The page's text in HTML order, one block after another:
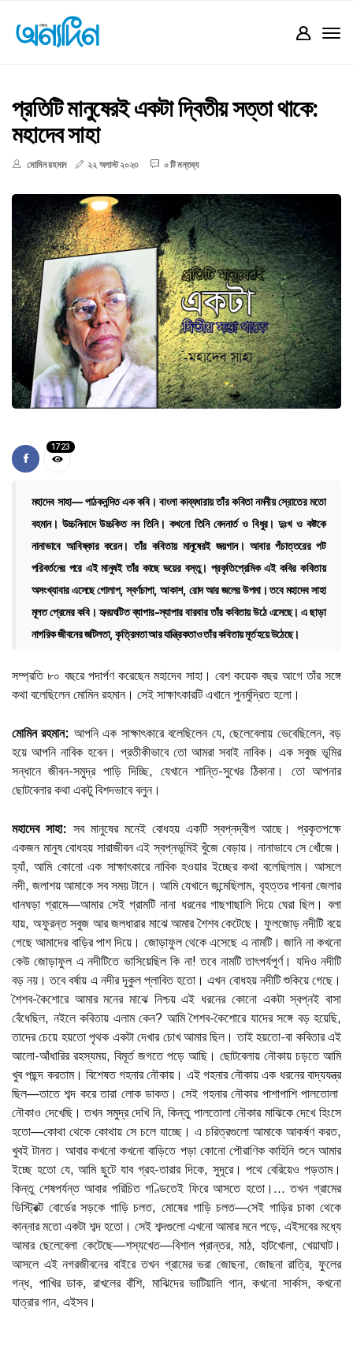
প্রতিটি মানুষেরই একটা দ্বিতীয় সত্তা থাকে:
মহাদেব সাহা
মোমিন রহমান ২২ অগাস্ট ২০২৩ ০ টি মন্তব্য
1723
মহাদেব সাহা— পাঠকনন্দিত এক কবি। বাংলা কাব্যধারায় তাঁর কবিতা নমনীয় স্রোতের মতো
বহমান। উচ্চনিনাদে উচ্চকিত নন তিনি। কখনো তিনি বেদনার্ত ও বিধুর। দুঃখ ও কষ্টকে
নানাভাবে আবিষ্কার করেন। তাঁর কবিতায় মানুষেরই জয়গান। আবার পঁচাত্তরের পট
পরিবর্তনের পরে এই মানুষই তাঁর কাছে ভয়ের বস্তু। প্রকৃতিপ্রেমিক এই কবির কবিতায়
অসংখ্যাবার এসেছে গোলাপ, স্বর্ণচাপা, আকাশ, রোদ আর জলের উপমা। তবে মহাদেব সাহা
মূলত প্রেমের কবি। হৃদয়ঘটিত ব্যাপার-স্যাপার বারবার তাঁর কবিতায় উঠে এসেছে। এ ছাড়া
নাগরিক জীবনের জটিলতা, কৃত্রিমতা আর যান্ত্রিকতাও তাঁর কবিতায় মূর্ত হয়ে উঠেছে।
সম্প্রতি ৮০ বছরে পদার্পণ করেছেন মহাদেব সাহা। বেশ কয়েক বছর আগে তাঁর সঙ্গে
কথা বলেছিলেন মোমিন রহমান। সেই সাক্ষাৎকারটি এখানে পুনর্মুদ্রিত হলো।
মোমিন রহমান: আপনি এক সাক্ষাৎকারে বলেছিলেন যে, ছেলেবেলায় ভেবেছিলেন, বড়
হয়ে আপনি নাবিক হবেন। প্রতীকীভাবে তো আমরা সবাই নাবিক। এক সবুজ ভূমির
সন্ধানে জীবন-সমুদ্র পাড়ি দিচ্ছি, যেখানে শান্তি-সুখের ঠিকানা। তো আপনার
ছোটবেলার কথা একটু বিশদভাবে বলুন।
মহাদেব সাহা: সব মানুষের মনেই বোধহয় একটি স্বপ্নদ্বীপ আছে। প্রকৃতপক্ষে
একজন মানুষ বোধহয় সারাজীবন এই স্বপ্নভূমিই খুঁজে বেড়ায়। নানাভাবে সে খোঁজে।
হ্যাঁ, আমি কোনো এক সাক্ষাৎকারে নাবিক হওয়ার ইচ্ছের কথা বলেছিলাম। আসলে
নদী, জলাশয় আমাকে সব সময় টানে। আমি যেখানে জন্মেছিলাম, বৃহত্তর পাবনা জেলার
ধানঘড়া গ্রামে—আমার সেই গ্রামটি নানা ধরনের গাছগাছালি দিয়ে ঘেরা ছিল। বলা
যায়, অফুরন্ত সবুজ আর জলধারার মাঝে আমার শৈশব কেটেছে। ফুলজোড় নদীটি বয়ে
গেছে আমাদের বাড়ির পাশ দিয়ে। জোড়াফুল থেকে এসেছে এ নামটি। জানি না কখনো
কেউ জোড়াফুল এ নদীটিতে ভাসিয়েছিল কি না! তবে নামটি তাৎপর্যপূর্ণ। যদিও নদীটি
বড় নয়। তবে বর্ষায় এ নদীর দূকুল প্লাবিত হতো। এখন বোধহয় নদীটি শুকিয়ে গেছে।
শৈশব-কৈশোরে আমার মনের মাঝে নিশ্চয় এই ধরনের কোনো একটা স্বপ্নই বাসা
বেঁধেছিল, নইলে কবিতায় এলাম কেন? আমি শৈশব-কৈশোরে যাদের সঙ্গে বড় হয়েছি,
তাদের চেয়ে হয়তো পৃথক একটা দেখার চোখ আমার ছিল। তাই হয়তো-বা কবিতার এই
আলো-আঁধারির রহস্যময়, বিমূর্ত জগতে পড়ে আছি। ছোটবেলায় নৌকায় চড়তে আমি
খুব পছন্দ করতাম। বিশেষত গহনার নৌকায়। এই গহনার নৌকায় এক ধরনের বাদ্যযন্ত্র
ছিল—তাতে শব্দ করে তারা লোক ডাকত। সেই গহনার নৌকার পাশাপাশি পালতোলা
নৌকাও দেখেছি। তখন সমুদ্র দেখি নি, কিন্তু পালতোলা নৌকার মাঝিকে দেখে হিংসে
হতো—কোথা থেকে কোথায় সে চলে যাচ্ছে। এ চরিত্রগুলো আমাকে আকর্ষণ করত,
খুবই টানত। আবার কখনো কখনো বাড়িতে পড়া কোনো পৌরাণিক কাহিনি শুনে আমার
ইচ্ছে হতো যে, আমি ছুটে যাব গ্রহ-তারার দিকে, সুদূরে। পথে বেরিয়েও পড়তাম।
কিন্তু শেষপর্যন্ত আবার পরিচিত গণ্ডিতেই ফিরে আসতে হতো।... তখন গ্রামের
ডিস্ট্রিক্ট বোর্ডের সড়কে গাড়ি চলত, মোষের গাড়ি চলত—সেই গাড়ির চাকা থেকে
কান্নার মতো একটা শব্দ হতো। সেই শব্দগুলো এখনো আমার মনে পড়ে, এইসবের মধ্যে
আমার ছেলেবেলা কেটেছে—শস্যখেত—বিশাল প্রান্তর, মাঠ, হাটখোলা, খেয়াঘাট।
আসলে এই নগরজীবনের বাইরে তখন গ্রামের ভরা জোছনা, জোছনা রাত্রি, ফুলের
গন্ধ, পাখির ডাক, রাখলের বাঁশি, মাঝিদের ভাটিয়ালি গান, কখনো সার্কাস, কখনো
যাত্রার গান, এইসব।